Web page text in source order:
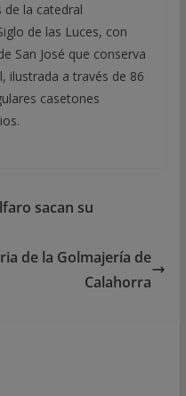
de la catedral
de las Luces, con
San José que conserva
ilustrada a través de 86
casetones
sacan su
de la Golmajería de
Calahorra